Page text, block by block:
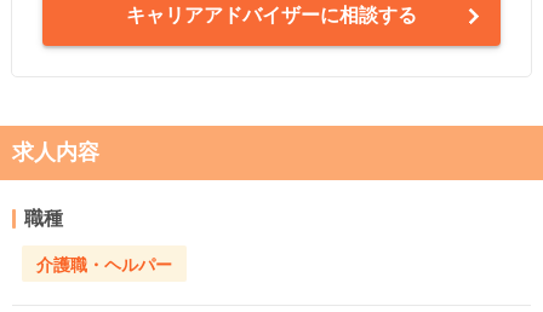
キャリアアドバイザーに相談する
求人内容
職種
介護職・ヘルパー